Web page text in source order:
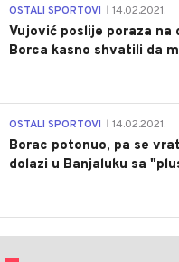
OSTALI SPORTOVI 14.02.2021.
Vujović poslije poraza na
Borca kasno shvatili da
OSTALI SPORTOVI 14.02.2021.
Borac potonuo, pa se
dolazi u Banjaluku sa